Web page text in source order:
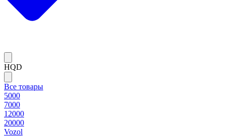
HQD
Все товары
5000
7000
12000
20000
Vozol